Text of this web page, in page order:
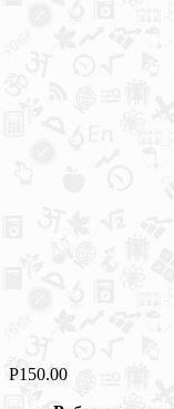
Р150.00